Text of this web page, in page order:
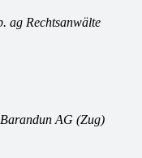
ag Rechtsanwälte
Barandun AG (Zug)